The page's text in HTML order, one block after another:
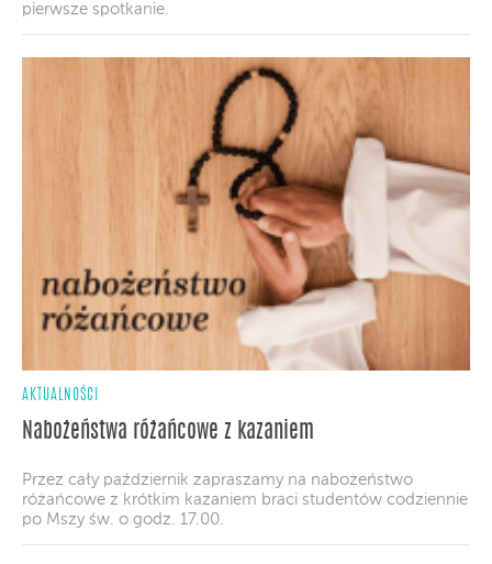
pierwsze spotkanie.
AKTUALNOŚCI
Nabożeństwa różańcowe z kazaniem
Przez cały październik zapraszamy na nabożeństwo
różańcowe z krótkim kazaniem braci studentów codziennie
po Mszy św. o godz. 17.00.